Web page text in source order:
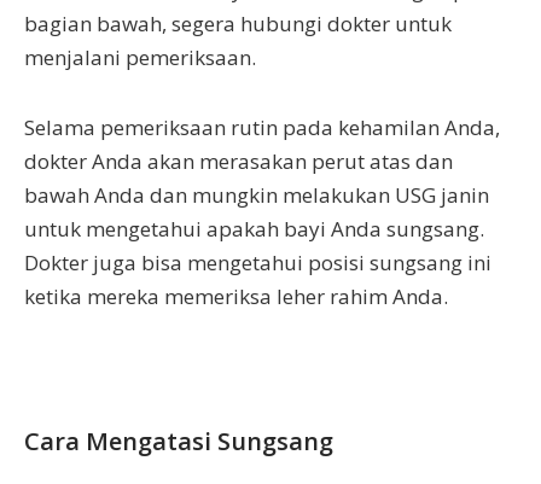
bagian bawah, segera hubungi dokter untuk
menjalani pemeriksaan.
Selama pemeriksaan rutin pada kehamilan Anda,
dokter Anda akan merasakan perut atas dan
bawah Anda dan mungkin melakukan USG janin
untuk mengetahui apakah bayi Anda sungsang.
Dokter juga bisa mengetahui posisi sungsang ini
ketika mereka memeriksa leher rahim Anda.
Cara Mengatasi Sungsang